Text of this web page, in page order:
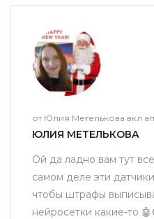
от Юлия Метелькова вкл
ЮЛИЯ МЕТЕЛЬКОВА
Ой да ладно вам тут
самом деле эти
чтобы штрафы
нейросетки какие-то